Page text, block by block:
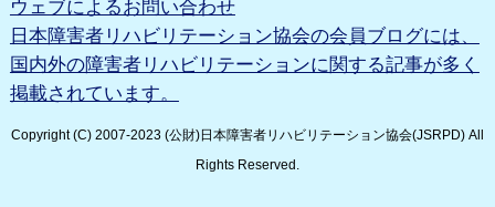
ウェブによるお問い合わせ
日本障害者リハビリテーション協会の会員ブログには、
国内外の障害者リハビリテーションに関する記事が多く
掲載されています。
Copyright (C) 2007-2023 (公財)日本障害者リハビリテーション協会(JSRPD) All
Rights Reserved.